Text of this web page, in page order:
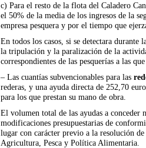
c) Para el resto de la flota del Caladero
el 50% de la media de los ingresos de la
empresa pesquera y por el tiempo que
En todos los casos, si se detectara
la tripulación y la paralización de la
correspondientes de las pesquerías a las
– Las cuantías subvencionables para las
rederas, y una ayuda directa de 252,70
para los que prestan su mano de obra.
El volumen total de las ayudas a conceder
modificaciones presupuestarias de
lugar con carácter previo a la resolución
Agricultura, Pesca y Política Alimentaria.